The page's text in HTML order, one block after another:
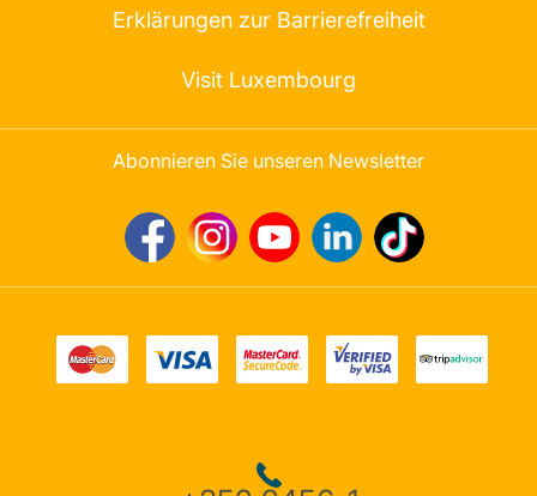
Erklärungen zur Barrierefreiheit
Visit Luxembourg
Abonnieren Sie unseren Newsletter